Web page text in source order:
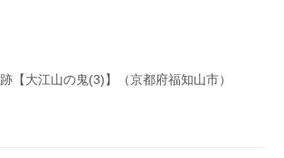
【大江山の鬼(3)】（京都府福知山市）